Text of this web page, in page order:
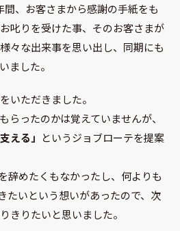
、お客さまから感謝の手紙をも
叱りを受けた事、そのお客さまが
々な出来事を思い出し、同期にも
ました。
いただきました。
らったのかは覚えていませんが、
える」 というジョブローテを提案
辞めたくもなかったし、何よりも
たいという想いがあったので、次
きりたいと思いました。